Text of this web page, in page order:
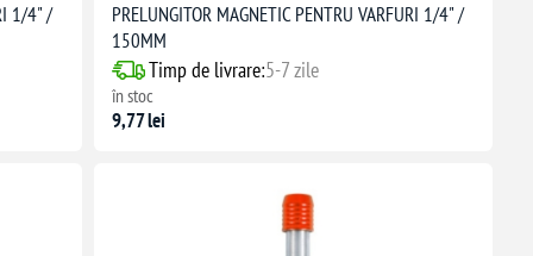
1/4" /
PRELUNGITOR MAGNETIC PENTRU VARFURI 1/4" /
150MM
Timp de livrare:5-7 zile
în stoc
9,77 lei